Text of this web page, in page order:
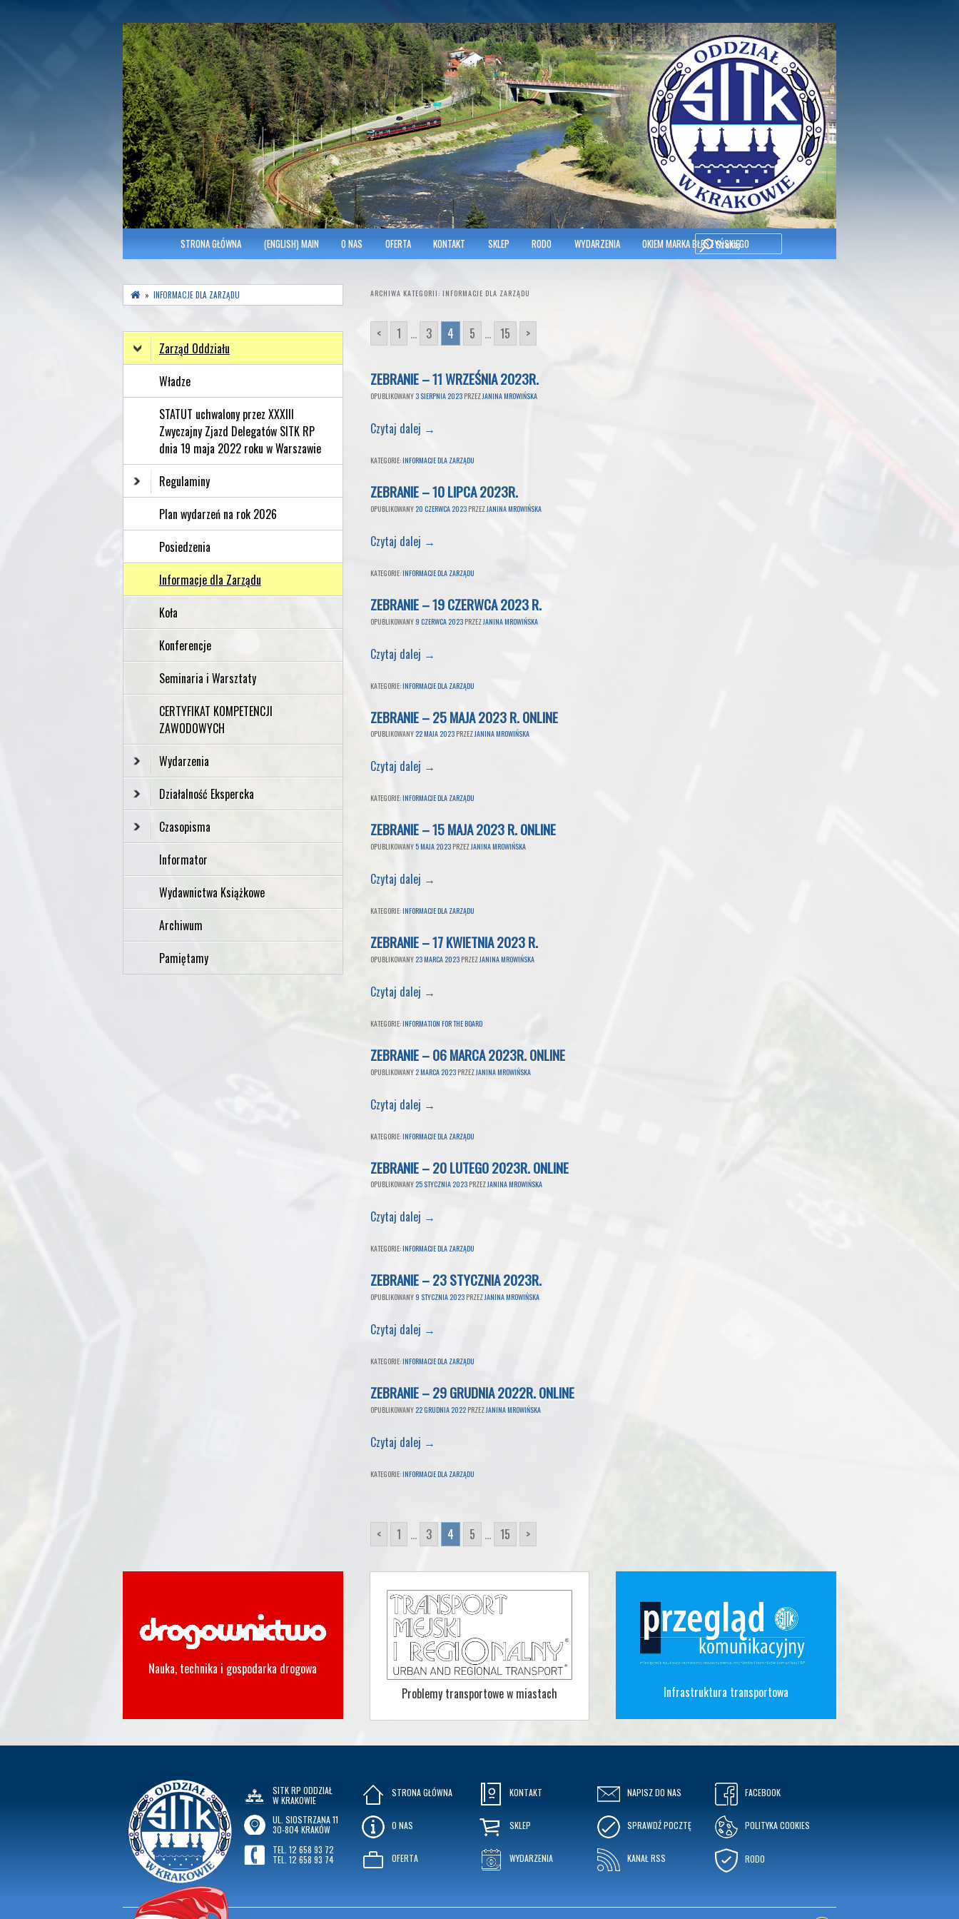
SITK RP Oddział w KRAKOWIE
Polish Association of Engineers & Technicians of Transportation
Szukaj
MENU GŁÓWNESTRONA GŁÓWNA (ENGLISH) MAIN O NAS OFERTA KONTAKT SKLEP RODO WYDARZENIA OKIEM MARKA BŁESZYŃSKIEGO
ARCHIWA KATEGORII: INFORMACJE DLA ZARZĄDU
< 1 ... 3 4 5 ... 15 >
ZEBRANIE – 11 WRZEŚNIA 2023R.
OPUBLIKOWANY 3 SIERPNIA 2023 PRZEZJANINA MROWIŃSKA
Czytaj dalej →
KATEGORIE:INFORMACJE DLA ZARZĄDU
ZEBRANIE – 10 LIPCA 2023R.
OPUBLIKOWANY 20 CZERWCA 2023 PRZEZJANINA MROWIŃSKA
Czytaj dalej →
KATEGORIE:INFORMACJE DLA ZARZĄDU
ZEBRANIE – 19 CZERWCA 2023 R.
OPUBLIKOWANY 9 CZERWCA 2023 PRZEZJANINA MROWIŃSKA
Czytaj dalej →
KATEGORIE:INFORMACJE DLA ZARZĄDU
ZEBRANIE – 25 MAJA 2023 R. ONLINE
OPUBLIKOWANY 22 MAJA 2023 PRZEZJANINA MROWIŃSKA
Czytaj dalej →
KATEGORIE:INFORMACJE DLA ZARZĄDU
ZEBRANIE – 15 MAJA 2023 R. ONLINE
OPUBLIKOWANY5 MAJA 2023 PRZEZJANINA MROWIŃSKA
Czytaj dalej →
KATEGORIE:INFORMACJE DLA ZARZĄDU
ZEBRANIE – 17 KWIETNIA 2023 R.
OPUBLIKOWANY 23 MARCA 2023 PRZEZJANINA MROWIŃSKA
Czytaj dalej →
KATEGORIE:INFORMATION FOR THE BOARD
ZEBRANIE – 06 MARCA 2023R. ONLINE
OPUBLIKOWANY 2 MARCA 2023 PRZEZJANINA MROWIŃSKA
Czytaj dalej →
KATEGORIE:INFORMACJE DLA ZARZĄDU
ZEBRANIE – 20 LUTEGO 2023R. ONLINE
OPUBLIKOWANY25 STYCZNIA 2023 PRZEZJANINA MROWIŃSKA
Czytaj dalej →
KATEGORIE:INFORMACJE DLA ZARZĄDU
ZEBRANIE – 23 STYCZNIA 2023R.
OPUBLIKOWANY 9 STYCZNIA 2023 PRZEZJANINA MROWIŃSKA
Czytaj dalej →
KATEGORIE:INFORMACJE DLA ZARZĄDU
ZEBRANIE – 29 GRUDNIA 2022R. ONLINE
OPUBLIKOWANY 22 GRUDNIA 2022 PRZEZJANINA MROWIŃSKA
Czytaj dalej →
KATEGORIE:INFORMACJE DLA ZARZĄDU
< 1 ... 3 4 5 ... 15 >
» INFORMACJE DLA ZARZĄDU
Zarząd Oddziału
Władze
STATUT uchwalony przez XXXIII
Zwyczajny Zjazd Delegatów SITK RP
dnia 19 maja 2022 roku w Warszawie
Regulaminy
Plan wydarzeń na rok 2026
Posiedzenia
Informacje dla Zarządu
Koła
Konferencje
Seminaria i Warsztaty
CERTYFIKAT KOMPETENCJI
ZAWODOWYCH
Wydarzenia
Działalność Ekspercka
Czasopisma
Informator
Wydawnictwa Książkowe
Archiwum
Pamiętamy
Nauka, technika i gospodarka drogowa
Problemy transportowe w miastach
Infrastruktura transportowa
SITK RP ODDZIAŁ
W KRAKOWIE
UL. SIOSTRZANA 11
30-804 KRAKÓW
TEL. 12 658 93 72
TEL. 12 658 93 74
STRONA GŁÓWNA
O NAS
OFERTA
KONTAKT
SKLEP
WYDARZENIA
NAPISZ DO NAS
SPRAWDŹ POCZTĘ
KANAŁ RSS
FACEBOOK
POLITYKA COOKIES
RODO